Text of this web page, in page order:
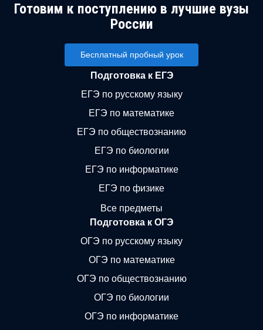
Готовим к поступлению в лучшие вузы
России
Бесплатный пробный урок
Подготовка к ЕГЭ
ЕГЭ по русскому языку
ЕГЭ по математике
ЕГЭ по обществознанию
ЕГЭ по биологии
ЕГЭ по информатике
ЕГЭ по физике
Все предметы
Подготовка к ОГЭ
ОГЭ по русскому языку
ОГЭ по математике
ОГЭ по обществознанию
ОГЭ по биологии
ОГЭ по информатике